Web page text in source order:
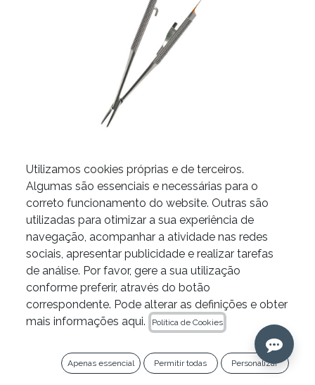
Castroviejo JETip JICV da
B&L
Oferta 3+1 em instrumentos JETip
Adiciona 4 unidades ao teu carrinho e 1
unidade (a de menor valor) será gratuita.
Utilizamos cookies próprias e de terceiros.
Algumas são essenciais e necessárias para o
correto funcionamento do website. Outras são
utilizadas para otimizar a sua experiência de
navegação, acompanhar a atividade nas redes
sociais, apresentar publicidade e realizar tarefas
de análise. Por favor, gere a sua utilização
conforme preferir, através do botão
correspondente. Pode alterar as definições e obter
mais informações aqui.
Política de Cookies
Apenas essencial Permitir todas Personalizar